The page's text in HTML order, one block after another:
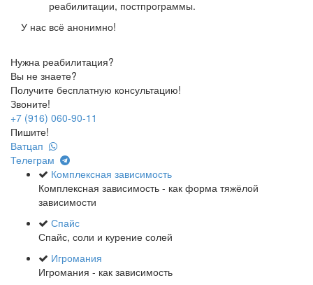
реабилитации, постпрограммы.
У нас всё анонимно!
Нужна реабилитация?
Вы не знаете?
Получите бесплатную консультацию!
Звоните!
+7 (916) 060-90-11
Пишите!
Ватцап
Телеграм
Комплексная зависимость
Комплексная зависимость - как форма тяжёлой
зависимости
Спайс
Спайс, соли и курение солей
Игромания
Игромания - как зависимость